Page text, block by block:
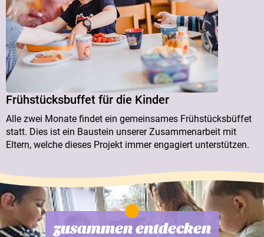
Frühstücksbuffet für die Kinder
Alle zwei Monate findet ein gemeinsames Frühstücksbüffet
statt. Dies ist ein Baustein unserer Zusammenarbeit mit
Eltern, welche dieses Projekt immer engagiert unterstützen.
zusammen entdecken